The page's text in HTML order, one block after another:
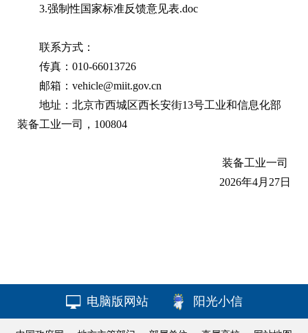
3.强制性国家标准反馈意见表.doc
联系方式：
传真：010-66013726
邮箱：vehicle@miit.gov.cn
地址：北京市西城区西长安街13号工业和信息化部
装备工业一司，100804
装备工业一司
2026年4月27日
电脑版网站 阳光小信